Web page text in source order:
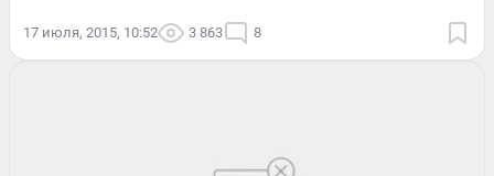
17 июля, 2015, 10:52 3 863 8